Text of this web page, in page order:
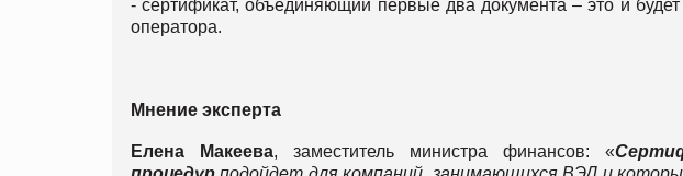
- сертификат, объединяющий первые два документа – это и будет
оператора.
Мнение эксперта
Елена Макеева, заместитель министра финансов: «